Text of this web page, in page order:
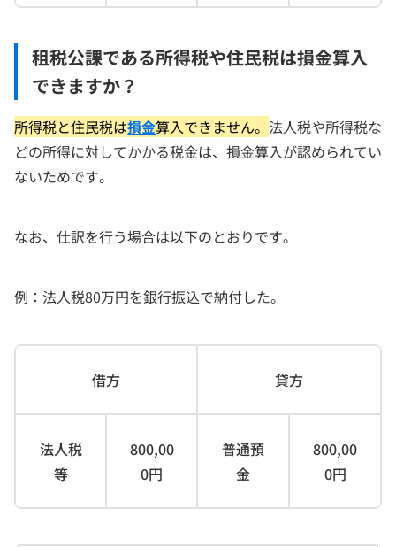
租税公課である所得税や住民税は損金算入
できますか？
所得税と住民税は損金算入できません。 法人税や所得税な
どの所得に対してかかる税金は、損金算入が認められてい
ないためです。
なお、仕訳を行う場合は以下のとおりです。
例：法人税80万円を銀行振込で納付した。
借方 貸方
法人税
等
800,00
0円
普通預
金
800,00
0円